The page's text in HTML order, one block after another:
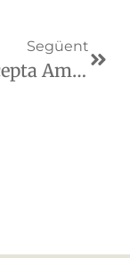
Següent
Una Recepta Amb ÈTIM El Syrah Solidari